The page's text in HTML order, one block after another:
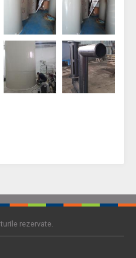
rezervate.